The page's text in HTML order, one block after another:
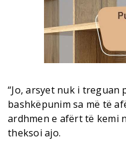
“Jo, arsyet nuk i
bashkëpunim sa më të
ardhmen e afërt të kemi
theksoi ajo.